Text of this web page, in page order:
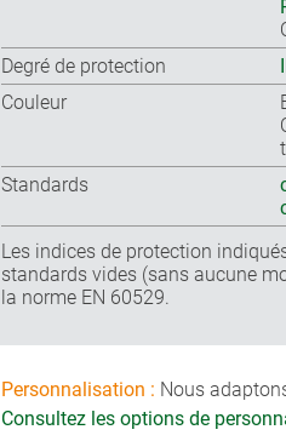
Degré de protection
Couleur
Standards
Les indices de protection
standards vides (sans aucune
la norme EN 60529.
Personnalisation : Nous
Consultez les options de